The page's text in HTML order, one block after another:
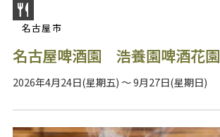
名古屋市
名古屋啤酒園 浩養園啤酒花園
2026年4月24日(星期五) ～ 9月27日(星期日)